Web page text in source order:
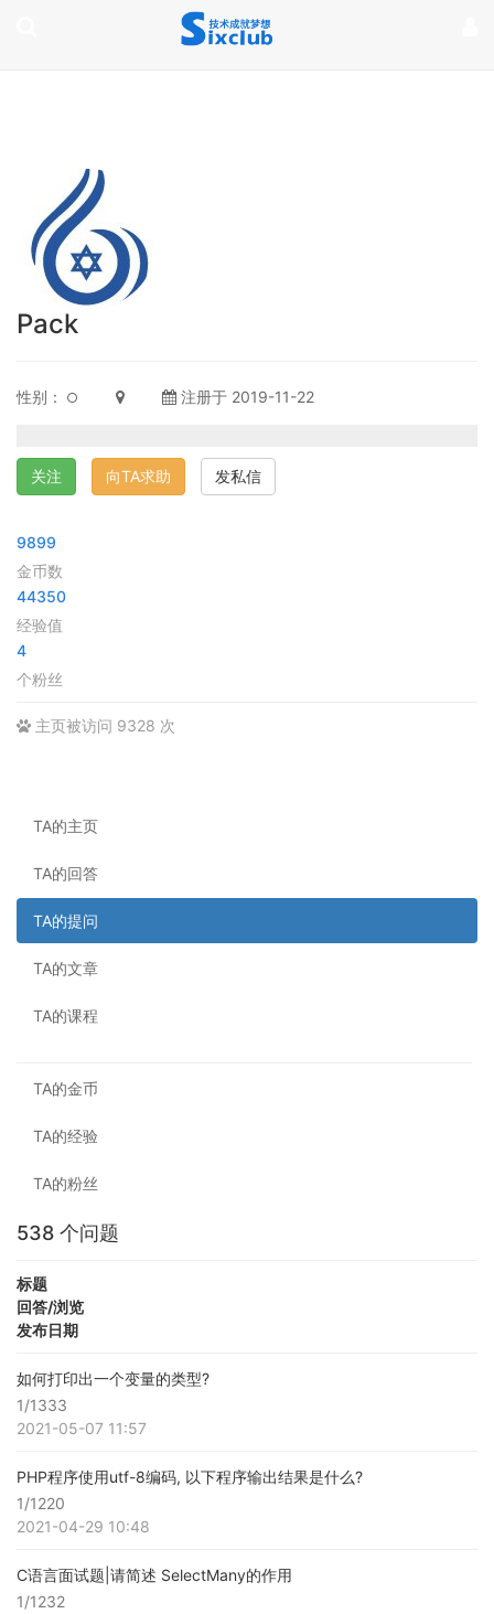
Pack
性别： 注册于 2019-11-22
关注 向TA求助 发私信
9899
金币数
44350
经验值
4
个粉丝
主页被访问 9328 次
TA的主页
TA的回答
TA的提问
TA的文章
TA的课程
TA的金币
TA的经验
TA的粉丝
538 个问题
标题
回答/浏览
发布日期
如何打印出一个变量的类型?
1/1333
2021-05-07 11:57
PHP程序使用utf-8编码, 以下程序输出结果是什么?
1/1220
2021-04-29 10:48
C语言面试题|请简述 SelectMany的作用
1/1232